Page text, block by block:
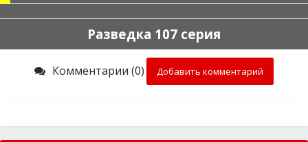
Разведка 107 серия
Комментарии (0) Добавить комментарий